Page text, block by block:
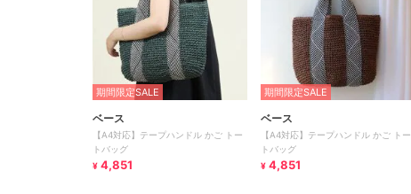
期間限定SALE
ベース
【A4対応】テープハンドル かご トー
トバッグ
¥ 4,851
期間限定SALE
ベース
【A4対応】テープハンドル かご トー
トバッグ
¥ 4,851